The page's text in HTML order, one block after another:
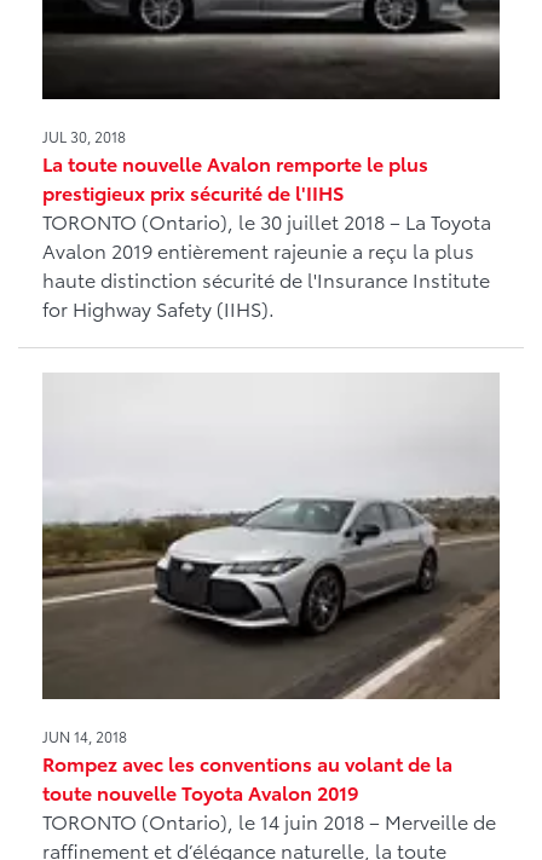
JUL 30, 2018
La toute nouvelle Avalon remporte le plus
prestigieux prix sécurité de l'IIHS
TORONTO (Ontario), le 30 juillet 2018 – La Toyota
Avalon 2019 entièrement rajeunie a reçu la plus
haute distinction sécurité de l'Insurance Institute
for Highway Safety (IIHS).
JUN 14, 2018
Rompez avec les conventions au volant de la
toute nouvelle Toyota Avalon 2019
TORONTO (Ontario), le 14 juin 2018 – Merveille de
raffinement et d’élégance naturelle, la toute